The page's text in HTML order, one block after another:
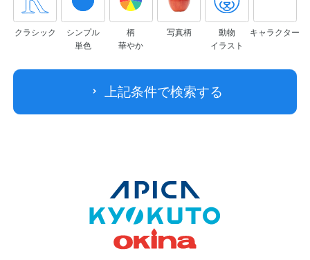
クラシック
シンプル
単色
柄
華やか
写真柄
動物
イラスト
キャラクター
上記条件で検索する